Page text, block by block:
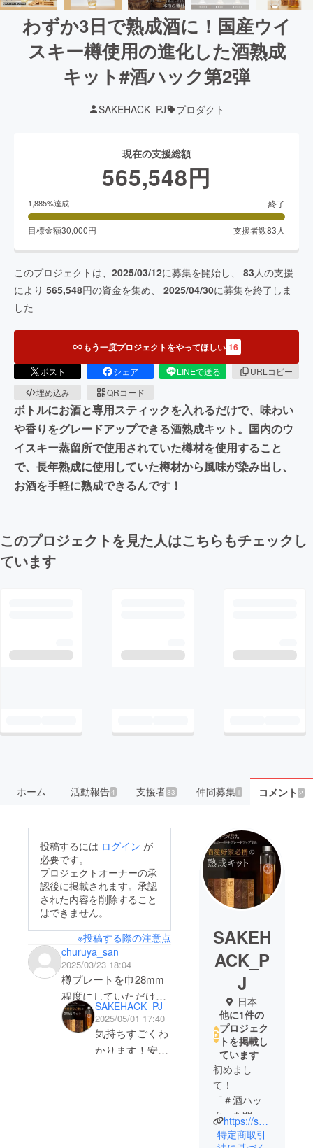
わずか3日で熟成酒に！国産ウイ
スキー樽使用の進化した酒熟成
キット#酒ハック第2弾
SAKEHACK_PJ プロダクト
現在の支援総額
565,548円
1,885%達成 終了
目標金額30,000円 支援者数83 人
このプロジェクトは、 2025/03/12に募集を開始し、 83 人の支援
により 565,548円の資金を集め、 2025/04/30に募集を終了しま
した
もう一度プロジェクトをやってほしい 16
ポスト シェア LINEで送る
URLコピー
埋め込み
QRコード
ボトルにお酒と専用スティックを入れるだけで、味わい
や香りをグレードアップできる酒熟成キット。国内のウ
イスキー蒸留所で使用されていた樽材を使用すること
で、長年熟成に使用していた樽材から風味が染み出し、
お酒を手軽に熟成できるんです！
このプロジェクトを見た人はこちらもチェックし
ています
ホーム 活動報告4 支援者83 仲間募集 1 コメント 2
投稿するには ログイン が
必要です。
プロジェクトオーナーの承
認後に掲載されます。承認
された内容を削除すること
はできません。
※投稿する際の注意点
churuya_san
2025/03/23 18:04
樽プレートを巾28mm
程度にしていただけれ
ば4Lのウィスキー等に
入れられるので検討の
ほどよろしくお願いい
SAKEHACK_PJ
2025/05/01 17:40
気持ちすごくわ
かります！安く
SAKEH
ACK_P
J
日本
他に1件の
プロジェク
トを掲載し
ています
初めまし
て！
「＃酒ハッ
ク」を開発
している、
https://sakehack.com/
特定商取引